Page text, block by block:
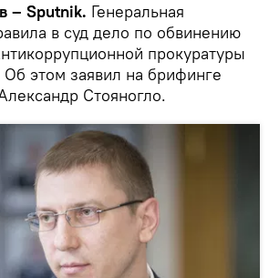
– Sputnik. Генеральная
в суд дело по обвинению
прокуратуры
этом заявил на брифинге
Стояногло.